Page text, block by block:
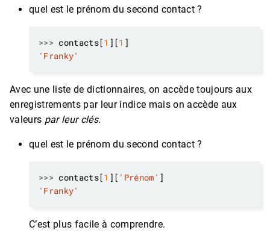
quel est le prénom du second contact ?
>>> contacts[1 ][1
'Franky'
Avec une liste de dictionnaires, on accède toujours aux
enregistrements par leur indice mais on accède aux
valeurs par leur clés.
quel est le prénom du second contact ?
>>> contacts[1 ][ 'Prénom'
'Franky'
C’est plus facile à comprendre.